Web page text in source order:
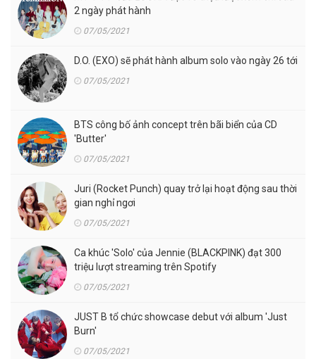
2 ngày phát hành
07/05/2021
D.O. (EXO) sẽ phát hành album solo vào ngày 26 tới
07/05/2021
BTS công bố ảnh concept trên bãi biển của CD
'Butter'
07/05/2021
Juri (Rocket Punch) quay trở lại hoạt động sau thời
gian nghỉ ngơi
07/05/2021
Ca khúc 'Solo' của Jennie (BLACKPINK) đạt 300
triệu lượt streaming trên Spotify
07/05/2021
JUST B tổ chức showcase debut với album 'Just
Burn'
07/05/2021